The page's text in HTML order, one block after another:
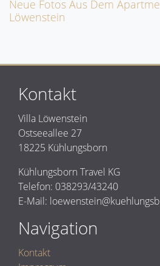
Neue Fotos Aus Dem
Löwenstein
Kontakt
Villa Löwenstein
Ostseeallee 27
18225 Kühlungsborn
Kühlungsborn Travel KG
Telefon: 038293/43240
E-Mail:
Navigation
Kontakt